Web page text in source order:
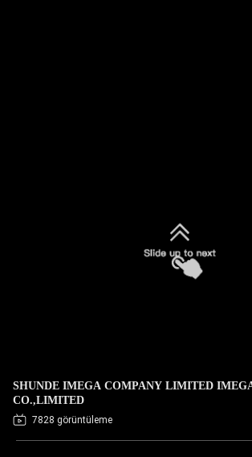
SHUNDE IMEGA COMPANY LIMITED
CO.,LIMITED
7828 görüntüleme